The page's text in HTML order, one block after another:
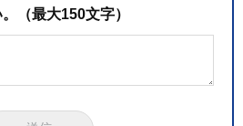
（最大150文字）